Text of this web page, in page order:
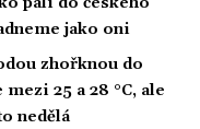
jako oni
zhořknou do
25 a 28 °C, ale
nedělá